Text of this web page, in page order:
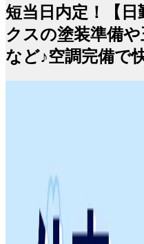
短当日内定！【日
クスの塗装準備
など♪空調完備で